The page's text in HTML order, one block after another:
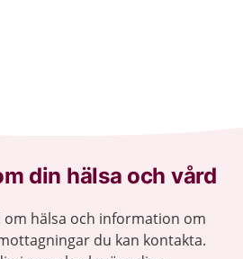
din hälsa och vård
om hälsa och information om
du kan kontakta.